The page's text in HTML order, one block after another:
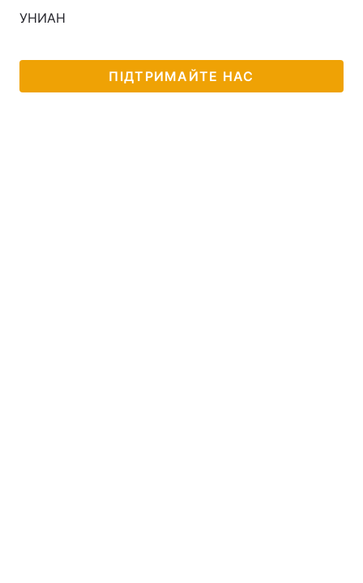
УНИАН
ПІДТРИМАЙТЕ НАС